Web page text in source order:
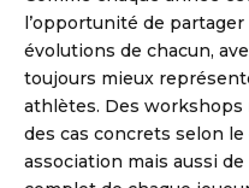
l’opportunité de
évolutions de chacun,
toujours mieux
athlètes. Des
des cas concrets selon
association mais aussi